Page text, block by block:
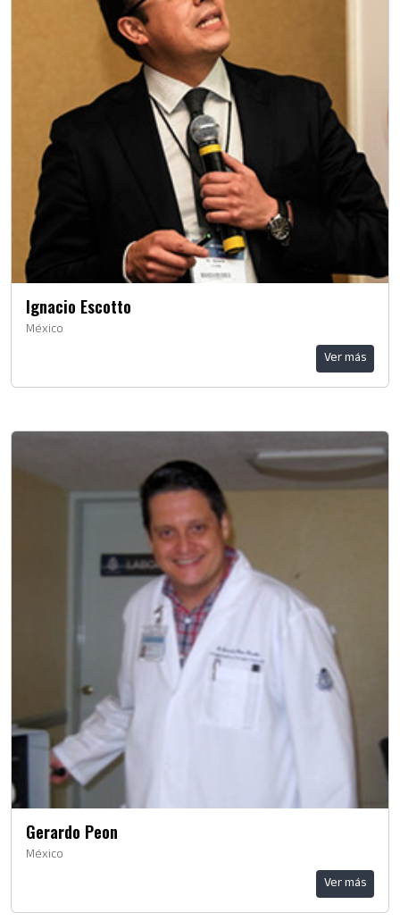
Ignacio Escotto
México
Ver más
Gerardo Peon
México
Ver más